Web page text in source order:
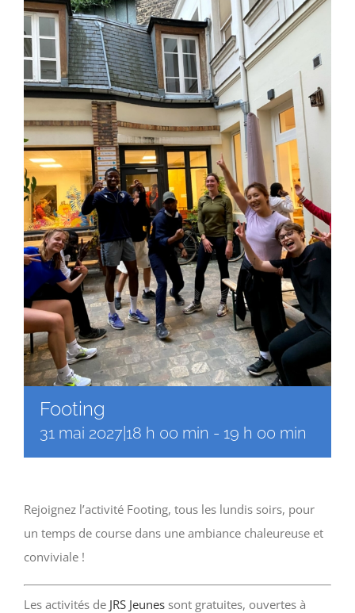
Magis Paris
Cowork Magis
JRS France
Réseau Magis
Rechercher
Footing
31 mai 2027|18 h 00 min - 19 h 00 min
Rejoignez l’activité Footing, tous les lundis soirs, pour
un temps de course dans une ambiance chaleureuse et
conviviale !
Les activités de JRS Jeunes sont gratuites, ouvertes à